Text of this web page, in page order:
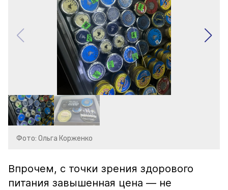
Фото: Ольга Корженко
Впрочем, с точки зрения здорового
питания завышенная цена — не